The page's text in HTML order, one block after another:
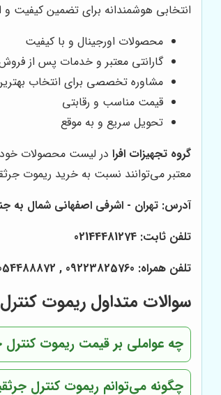
انتخابی هوشمندانه برای تضمین کیفیت
محصولات اورجینال و با کیفیت
گارانتی معتبر و خدمات پس از
مشاوره تخصصی برای انتخاب
قیمت مناسب و رقابتی
تحویل سریع و به موقع
گروه تجهیزات افرا
معتبر می‌توانند نسبت به خرید ریموت
آدرس: تهران - اشرفی اصفهانی شمال به جنوب - بعد از پل همت - خیابان 22 بهمن
تلفن ثابت: 02144481274
تلفن همراه: 09223825760 , 09054488872
سوالات متداول ریموت
چه عواملی بر قیمت ریموت کنترل
چگونه می‌توانم ریموت کنترل